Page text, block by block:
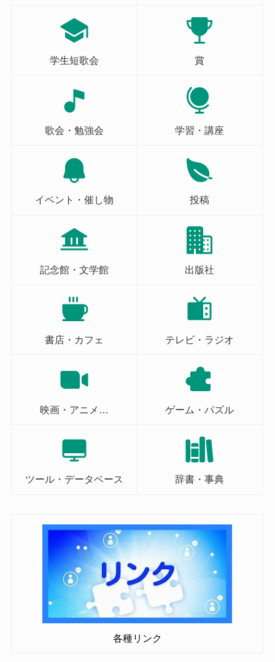
学生短歌会 賞
歌会・勉強会 学習・講座
イベント・催し物 投稿
記念館・文学館 出版社
書店・カフェ テレビ・ラジオ
映画・アニメ… ゲーム・パズル
ツール・データベース 辞書・事典
各種リンク